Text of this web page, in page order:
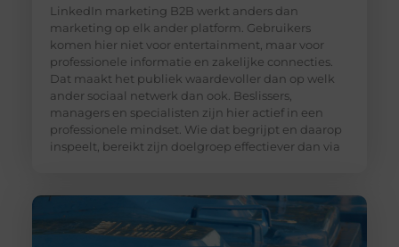
LinkedIn marketing B2B werkt anders dan
marketing op elk ander platform. Gebruikers
komen hier niet voor entertainment, maar voor
professionele informatie en zakelijke connecties.
Dat maakt het publiek waardevoller dan op welk
ander sociaal netwerk dan ook. Beslissers,
managers en specialisten zijn hier actief in een
professionele mindset. Wie dat begrijpt en daarop
inspeelt, bereikt zijn doelgroep effectiever dan via